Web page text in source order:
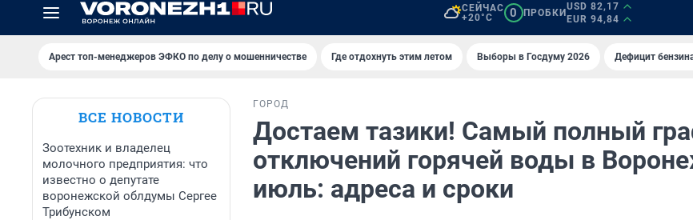
СЕЙЧАС
+20°C
0 ПРОБКИ
USD 82,17
EUR 94,84
Арест топ-менеджеров ЭФКО по делу о мошенничестве Где отдохнуть этим летом Выборы в Госдуму 2026 Дефицит
ВСЕ НОВОСТИ
Зоотехник и владелец
молочного предприятия: что
известно о депутате
воронежской облдумы Сергее
Трибунском
ГОРОД
Достаем тазики! Самый полный
отключений горячей воды в
июль: адреса и сроки